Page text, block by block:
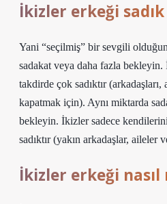
İkizler erkeği sadık
Yani “seçilmiş” bir sevgili
sadakat veya daha fazla
takdirde çok sadıktır
kapatmak için). Aynı miktarda
bekleyin. İkizler sadece
sadıktır (yakın arkadaşlar, aileler
İkizler erkeği